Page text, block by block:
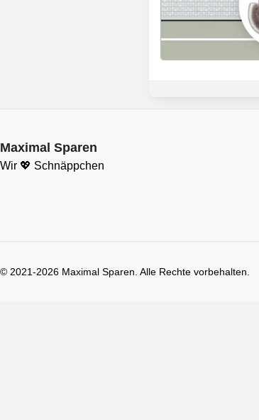
Maximal Sparen
Wir 💖 Schnäppchen
© 2021-2026 Maximal Sparen. Alle Rechte vorbehalten.